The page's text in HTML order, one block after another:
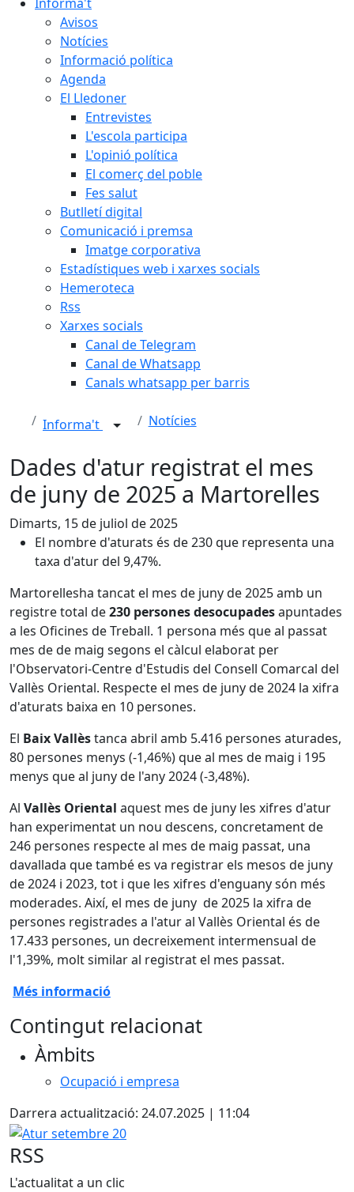
Avisos
Notícies
Informació política
Agenda
El Lledoner
Entrevistes
L'escola participa
L'opinió política
El comerç del poble
Fes salut
Butlletí digital
Comunicació i premsa
Imatge corporativa
Estadístiques web i xarxes socials
Hemeroteca
Rss
Xarxes socials
Canal de Telegram
Canal de Whatsapp
Canals whatsapp per barris
Informa't Notícies
Dades d'atur registrat el mes
de juny de 2025 a Martorelles
Dimarts, 15 de juliol de 2025
El nombre d'aturats és de 230 que representa una
taxa d'atur del 9,47%.
Martorellesha tancat el mes de juny de 2025 amb un
registre total de230 persones desocupadesapuntades
a les Oficines de Treball. 1 persona més que al passat
mes de de maig segons el càlcul elaborat per
l'Observatori-Centre d'Estudis del Consell Comarcal del
Vallès Oriental. Respecte el mes de juny de 2024 la xifra
d'aturats baixa en 10 persones.
El Baix Vallèstanca abril amb 5.416 persones aturades,
80 persones menys (-1,46%) que al mes de maig i 195
menys que al juny de l'any 2024 (-3,48%).
Al Vallès Oriental aquest mes de juny les xifres d'atur
han experimentat un nou descens, concretament de
246 persones respecte al mes de maig passat, una
davallada que també es va registrar els mesos de juny
de 2024 i 2023, tot i que les xifres d'enguany són més
moderades. Així, el mes de juny de 2025 la xifra de
persones registrades a l'atur al Vallès Oriental és de
17.433 persones, un decreixement intermensual de
l'1,39%, molt similar al registrat el mes passat.
Més informació
Contingut relacionat
Àmbits
Ocupació i empresa
Darrera actualització: 24.07.2025 | 11:04
Atur setembre 20
RSS
L'actualitat a un clic